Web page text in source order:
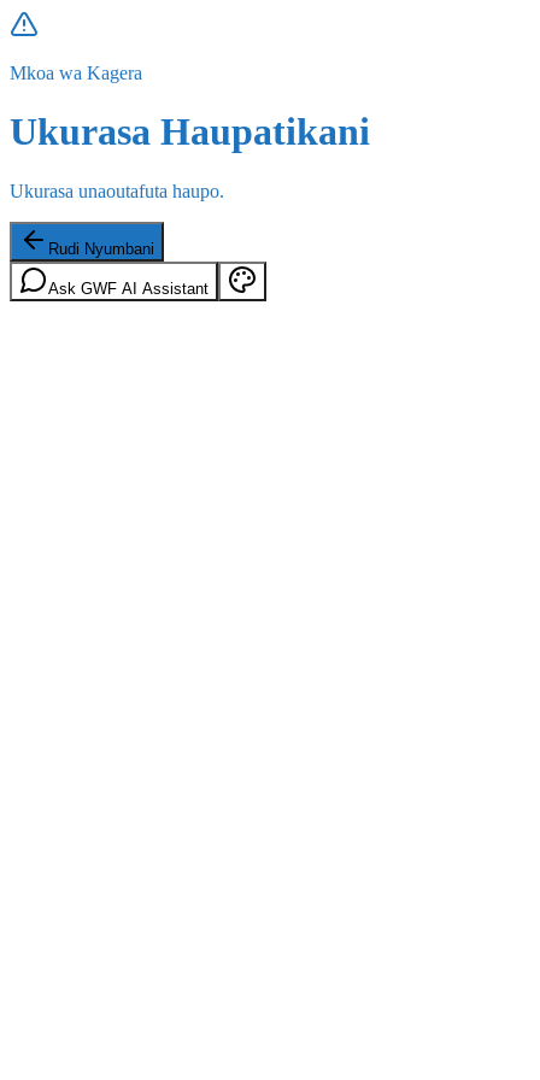
Mkoa wa Kagera
Ukurasa Haupatikani
Ukurasa unaoutafuta haupo.
Rudi Nyumbani
Ask GWF AI Assistant